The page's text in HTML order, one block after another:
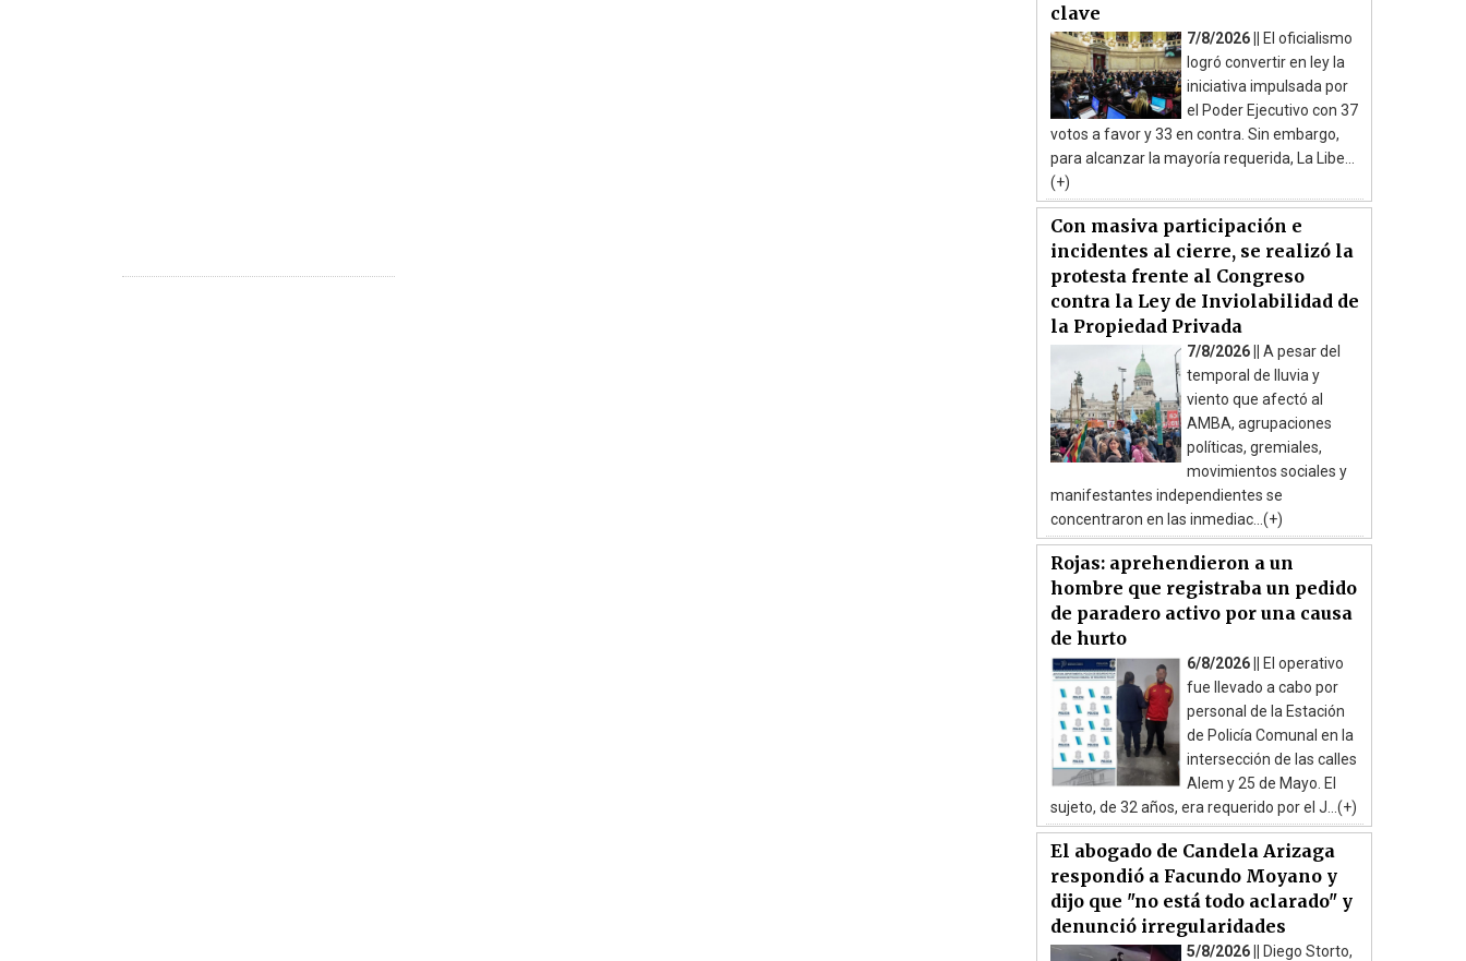
clave
7/8/2026 ||
El oficialismo
logró convertir en ley la
iniciativa impulsada por
el Poder Ejecutivo con 37
votos a favor y 33 en contra. Sin embargo,
para alcanzar la mayoría requerida, La Libe...
(+)
Con masiva participación e
incidentes al cierre, se realizó la
protesta frente al Congreso
contra la Ley de Inviolabilidad de
la Propiedad Privada
7/8/2026 || A pesar del
temporal de lluvia y
viento que afectó al
AMBA, agrupaciones
políticas, gremiales,
movimientos sociales y
manifestantes independientes se
concentraron en las inmediac...(+)
Rojas: aprehendieron a un
hombre que registraba un pedido
de paradero activo por una causa
de hurto
6/8/2026 ||
El operativo
fue llevado a cabo por
personal de la Estación
de Policía Comunal en la
intersección de las calles
Alem y 25 de Mayo. El
sujeto, de 32 años, era requerido por el J...(+)
El abogado de Candela Arizaga
respondió a Facundo Moyano y
dijo que "no está todo aclarado" y
denunció irregularidades
5/8/2026 ||
Diego Storto,